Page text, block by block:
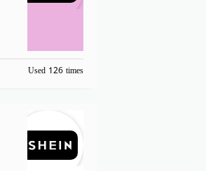
Used 126 times